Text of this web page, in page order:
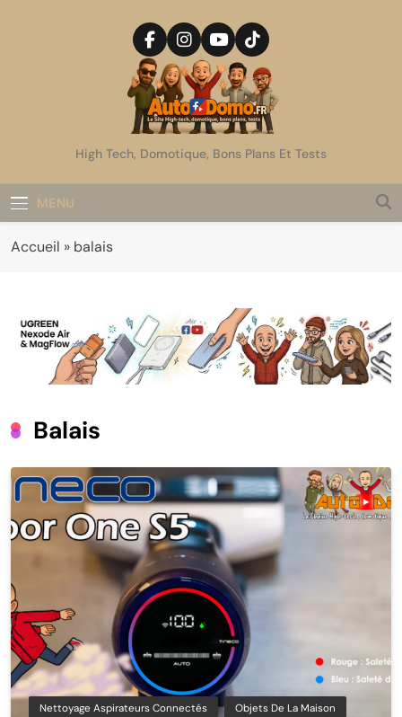
AutoDomo
High Tech, Domotique, Bons Plans Et Tests
MENU
Accueil » balais
Balais
Nettoyage Aspirateurs Connectés Objets De La Maison